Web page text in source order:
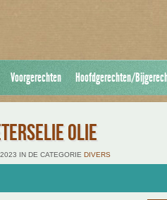
Voorgerechten Hoofdgerechten/
OLIE
IN DE CATEGORIE DIVERS